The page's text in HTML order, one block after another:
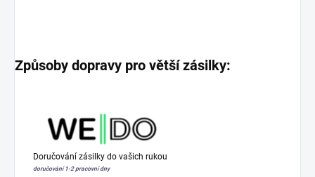
Způsoby dopravy pro větší zásilky:
Doručování zásilky do vašich rukou
doručování 1-2 pracovní dny